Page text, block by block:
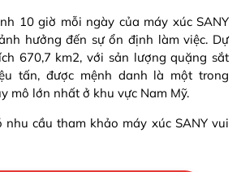
10 giờ mỗi ngày của máy xúc SANY
hưởng đến sự ổn định làm việc. Dự
670,7 km2, với sản lượng quặng sắt
tấn, được mệnh danh là một trong
mô lớn nhất ở khu vực Nam Mỹ.
nhu cầu tham khảo máy xúc SANY vui